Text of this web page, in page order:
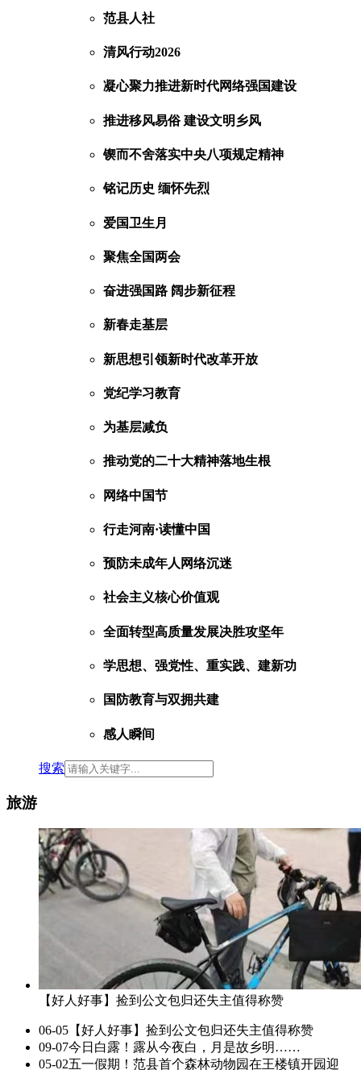
范县人社
清风行动2026
凝心聚力推进新时代网络强国建设
推进移风易俗 建设文明乡风
锲而不舍落实中央八项规定精神
铭记历史 缅怀先烈
爱国卫生月
聚焦全国两会
奋进强国路 阔步新征程
新春走基层
新思想引领新时代改革开放
党纪学习教育
为基层减负
推动党的二十大精神落地生根
网络中国节
行走河南·读懂中国
预防未成年人网络沉迷
社会主义核心价值观
全面转型高质量发展决胜攻坚年
学思想、强党性、重实践、建新功
国防教育与双拥共建
感人瞬间
搜索
旅游
【好人好事】捡到公文包归还失主值得称赞
06-05 【好人好事】捡到公文包归还失主值得称赞
09-07今日白露！露从今夜白，月是故乡明……
05-02五一假期！范县首个森林动物园在王楼镇开园迎